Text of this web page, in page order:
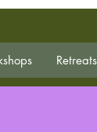
Retreats